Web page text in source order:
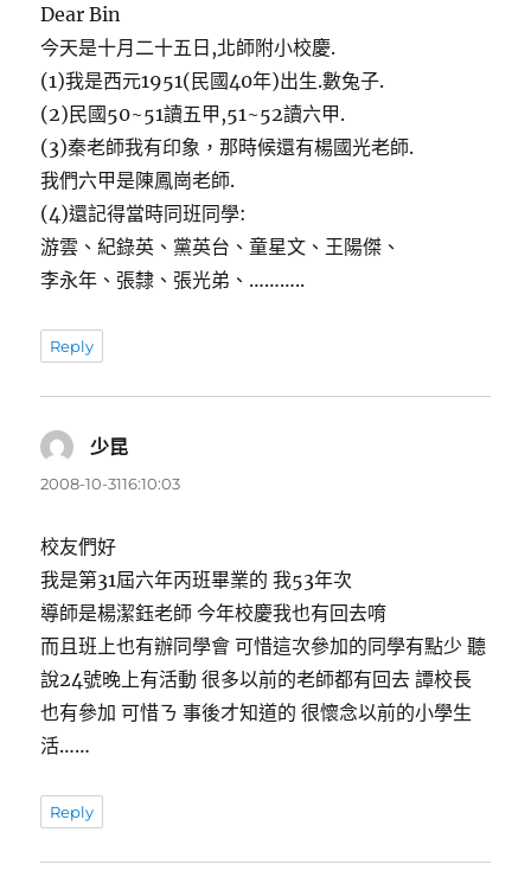
Dear Bin
今天是十月二十五日,北師附小校慶.
(1)我是西元1951(民國40年)出生.數兔子.
(2)民國50~51讀五甲,51~52讀六甲.
(3)秦老師我有印象，那時候還有楊國光老師.
我們六甲是陳鳳崗老師.
(4)還記得當時同班同學:
游雲、紀錄英、黨英台、童星文、王陽傑、
李永年、張隸、張光弟、………..
Reply
少昆
示:
2008-10-3116:10:03
校友們好
我是第31屆六年丙班畢業的 我53年次
導師是楊潔鈺老師 今年校慶我也有回去唷
而且班上也有辦同學會 可惜這次參加的同學有點少 聽
說24號晚上有活動 很多以前的老師都有回去 譚校長
也有參加 可惜ㄋ 事後才知道的 很懷念以前的小學生
活……
Reply